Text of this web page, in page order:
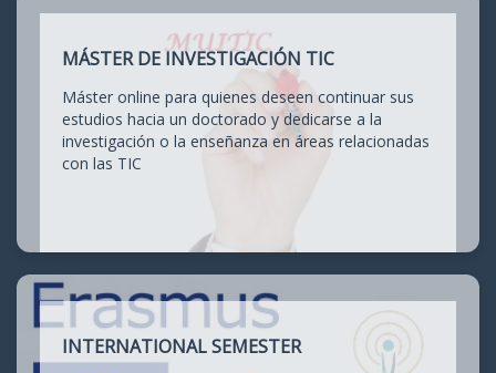
MÁSTER DE INVESTIGACIÓN TIC
Máster online para quienes deseen continuar sus
estudios hacia un doctorado y dedicarse a la
investigación o la enseñanza en áreas relacionadas
con las TIC
INTERNATIONAL SEMESTER